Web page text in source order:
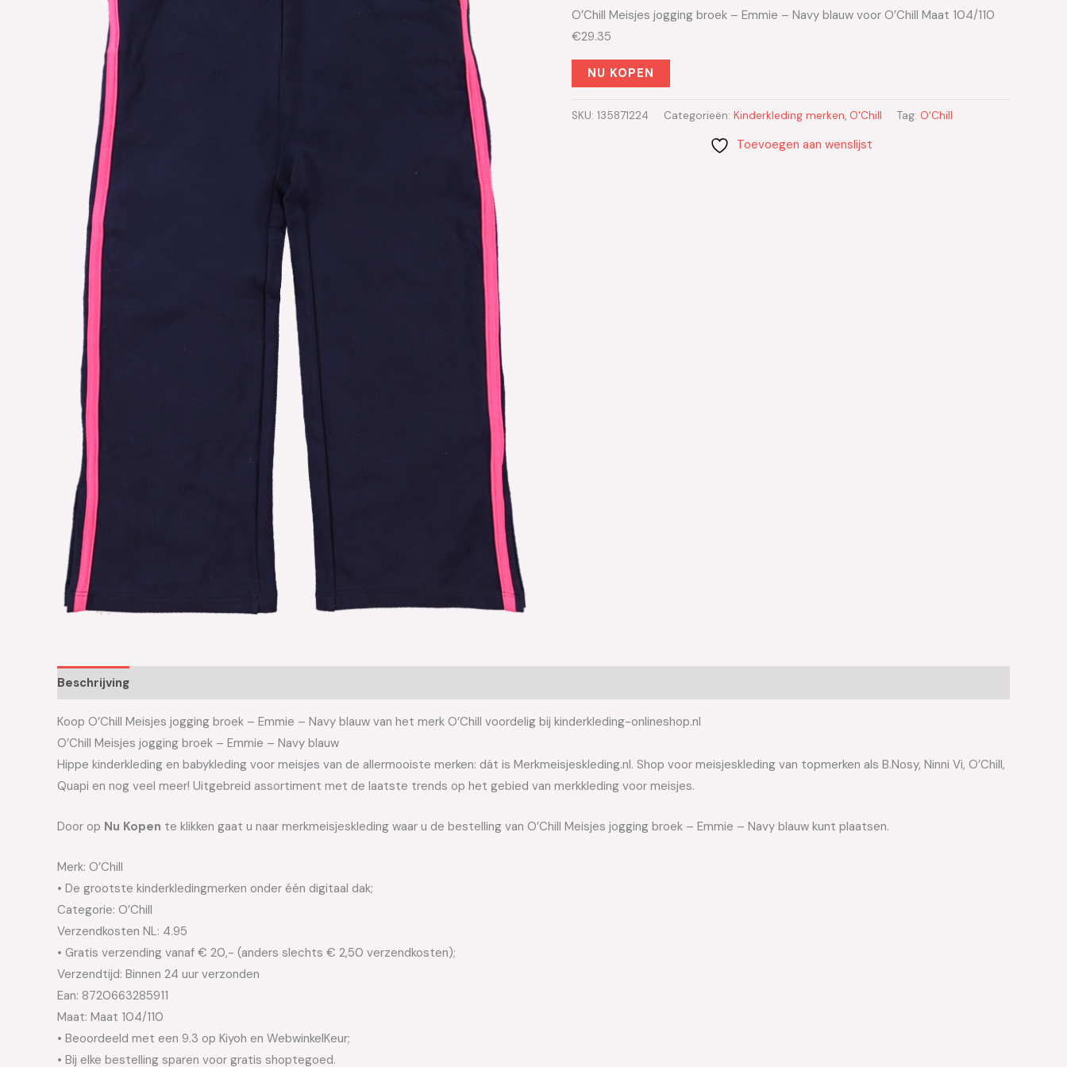
O’Chill Meisjes jogging broek – Emmie – Navy blauw voor O’Chill Maat 104/110
€29.35
NU KOPEN
SKU: 135871224 Categorieën: Kinderkleding merken, O'Chill Tag: O'Chill
Toevoegen aan wenslijst
Beschrijving
Koop O’Chill Meisjes jogging broek – Emmie – Navy blauw van het merk O’Chill voordelig bij kinderkleding-onlineshop.nl
O’Chill Meisjes jogging broek – Emmie – Navy blauw
Hippe kinderkleding en babykleding voor meisjes van de allermooiste merken: dát is Merkmeisjeskleding.nl. Shop voor meisjeskleding van topmerken als B.Nosy, Ninni Vi, O’Chill,
Quapi en nog veel meer! Uitgebreid assortiment met de laatste trends op het gebied van merkkleding voor meisjes.
Door op Nu Kopen te klikken gaat u naar merkmeisjeskleding waar u de bestelling van O’Chill Meisjes jogging broek – Emmie – Navy blauw kunt plaatsen.
Merk: O’Chill
• De grootste kinderkledingmerken onder één digitaal dak;
Categorie: O’Chill
Verzendkosten NL: 4.95
• Gratis verzending vanaf € 20,- (anders slechts € 2,50 verzendkosten);
Verzendtijd: Binnen 24 uur verzonden
Ean: 8720663285911
Maat: Maat 104/110
• Beoordeeld met een 9.3 op Kiyoh en WebwinkelKeur;
• Bij elke bestelling sparen voor gratis shoptegoed.